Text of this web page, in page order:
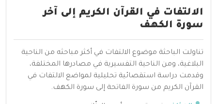
الالتفات في القرآن الكريم إلى آخر
سورة الكهف
تناولت الباحثة موضوع الالتفات في أكثر مباحثه من الناحية
البلاغية، ومن الناحية التفسيرية في مصادرها المختلفة،
وقدمت دراسة استقصائية تحليلية لمواضع الالتفات في
القرآن الكريم من سورة الفاتحة إلى سورة الكهف.